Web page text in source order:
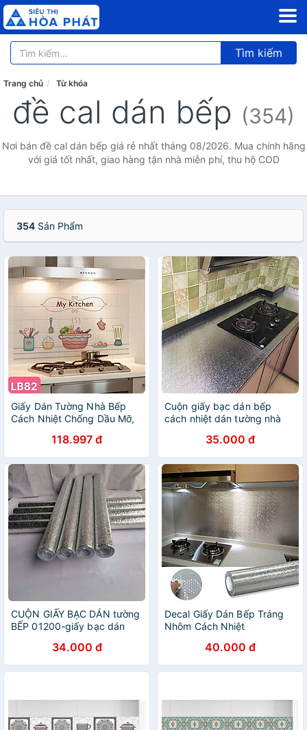
Tìm kiếm
Trang chủ Từ khóa
đề cal dán bếp (354)
Nơi bán đề cal dán bếp giá rẻ nhất tháng 08/2026. Mua chính hãng
với giá tốt nhất, giao hàng tận nhà miễn phí, thu hộ COD
354 Sản Phẩm
Giấy Dán Tường Nhà Bếp
Cách Nhiệt Chống Dầu Mỡ,
Họa Tiết 3D (90x60cm)
118.997 đ
Cuộn giấy bạc dán bếp
cách nhiệt dán tường nhà
mét khổ 60cm)
35.000 đ
CUỘN GIẤY BẠC DÁN tường
BẾP 01200-giấy bạc dán
34.000 đ
Decal Giấy Dán Bếp Tráng
Nhôm Cách Nhiệt
40.000 đ